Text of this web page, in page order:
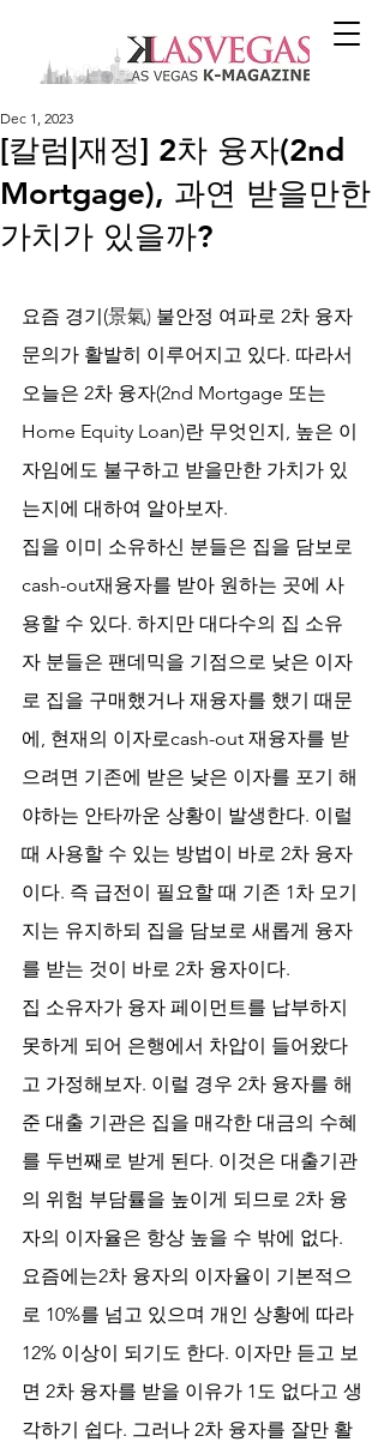
[칼럼|재정] 2차 융자(2nd
Mortgage), 과연 받을만한
가치가 있을까?
Dec 1, 2023
요즘 경기(景氣) 불안정 여파로 2차 융자
문의가 활발히 이루어지고 있다. 따라서
오늘은 2차 융자(2nd Mortgage 또는
Home Equity Loan)란 무엇인지, 높은 이
자임에도 불구하고 받을만한 가치가 있
는지에 대하여 알아보자.
집을 이미 소유하신 분들은 집을 담보로
cash-out재융자를 받아 원하는 곳에 사
용할 수 있다. 하지만 대다수의 집 소유
자 분들은 팬데믹을 기점으로 낮은 이자
로 집을 구매했거나 재융자를 했기 때문
에, 현재의 이자로cash-out 재융자를 받
으려면 기존에 받은 낮은 이자를 포기 해
야하는 안타까운 상황이 발생한다. 이럴
때 사용할 수 있는 방법이 바로 2차 융자
이다. 즉 급전이 필요할 때 기존 1차 모기
지는 유지하되 집을 담보로 새롭게 융자
를 받는 것이 바로 2차 융자이다.
집 소유자가 융자 페이먼트를 납부하지
못하게 되어 은행에서 차압이 들어왔다
고 가정해보자. 이럴 경우 2차 융자를 해
준 대출 기관은 집을 매각한 대금의 수혜
를 두번째로 받게 된다. 이것은 대출기관
의 위험 부담률을 높이게 되므로 2차 융
자의 이자율은 항상 높을 수 밖에 없다.
요즘에는2차 융자의 이자율이 기본적으
로 10%를 넘고 있으며 개인 상황에 따라
12% 이상이 되기도 한다. 이자만 듣고 보
면 2차 융자를 받을 이유가 1도 없다고 생
각하기 쉽다. 그러나 2차 융자를 잘만 활